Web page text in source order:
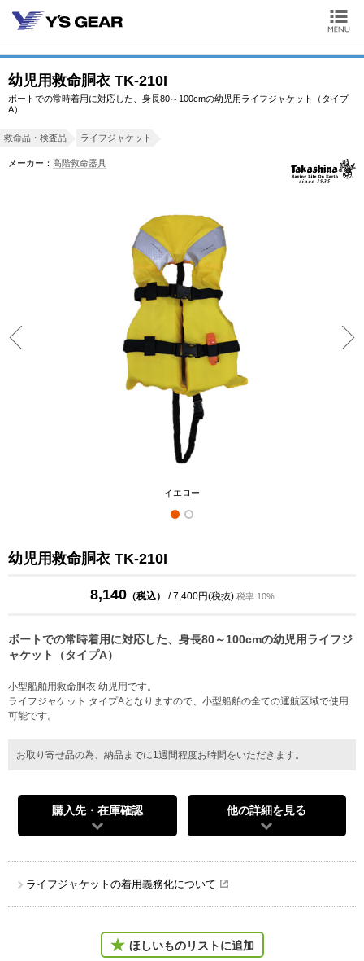
幼児用救命胴衣 TK-210I
ボートでの常時着用に対応した、身長80～100cmの幼児用ライフジャケット（タイプ
A）
救命品・検査品 ライフジャケット
メーカー： 高階救命器具
イエロー
幼児用救命胴衣 TK-210I
8,140（税込） / 7,400円(税抜) 税率:10%
ボートでの常時着用に対応した、身長80～100cmの幼児用ライフジ
ャケット（タイプA）
小型船舶用救命胴衣 幼児用です。
ライフジャケット タイプAとなりますので、小型船舶の全ての運航区域で使用
可能です。
お取り寄せ品の為、納品までに1週間程度お時間をいただきます。
購入先・在庫確認 他の詳細を見る
ライフジャケットの着用義務化について
ほしいものリストに追加